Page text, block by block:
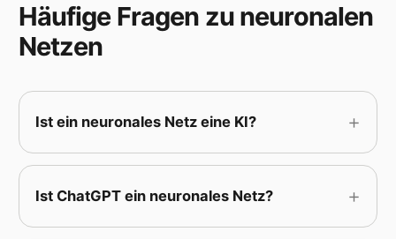
Häufige Fragen zu neuronalen
Netzen
Ist ein neuronales Netzeine KI?
Ist ChatGPTein neuronales Netz?